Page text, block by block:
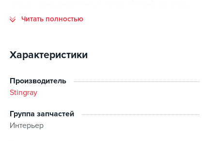
низких температурах, выдерживает длительный срок
Высоты ковриков достаточно для качественной
Особенностью авто ковриков ТМ Stingray является
наличие усиленного подпятника а также утолщение
резины в местах наибольшего износа.
Преимущества:
Читать полностью
Характеристики
Производитель
Stingray
Группа запчастей
Интерьер